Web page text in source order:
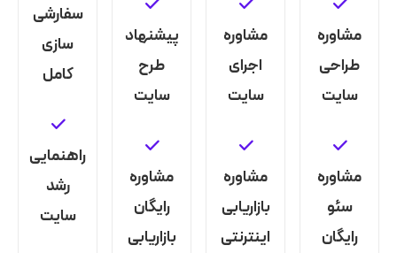
مشاوره
طراحی
سایت
مشاوره
سئو
رایگان
مشاوره
اجرای
سایت
مشاوره
بازاریابی
اینترنتی
پیشنهاد
طرح
سایت
مشاوره
رایگان
بازاریابی
سفارشی
سازی
کامل
راهنمایی
رشد
سایت